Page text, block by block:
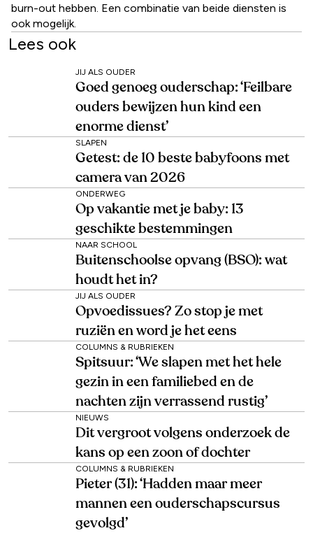
burn-out hebben. Een combinatie van beide diensten is
ook mogelijk.
Lees ook
JIJ ALS OUDER
Goed genoeg ouderschap: ‘Feilbare
ouders bewijzen hun kind een
enorme dienst’
SLAPEN
Getest: de 10 beste babyfoons met
camera van 2026
ONDERWEG
Op vakantie met je baby: 13
geschikte bestemmingen
NAAR SCHOOL
Buitenschoolse opvang (BSO): wat
houdt het in?
JIJ ALS OUDER
Opvoedissues? Zo stop je met
ruziën en word je het eens
COLUMNS & RUBRIEKEN
Spitsuur: ‘We slapen met het hele
gezin in een familiebed en de
nachten zijn verrassend rustig’
NIEUWS
Dit vergroot volgens onderzoek de
kans op een zoon of dochter
COLUMNS & RUBRIEKEN
Pieter (31): ‘Hadden maar meer
mannen een ouderschapscursus
gevolgd’